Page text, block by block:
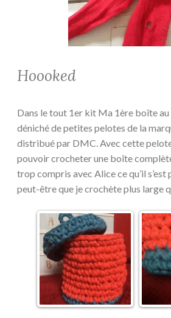
Hoooked
Dans le tout 1er kit Ma 1ère boîte
déniché de petites pelotes de la
distribué par DMC. Avec cette
pouvoir crocheter une boîte
trop compris avec Alice ce qu’il s’est
peut-être que je crochète plus large